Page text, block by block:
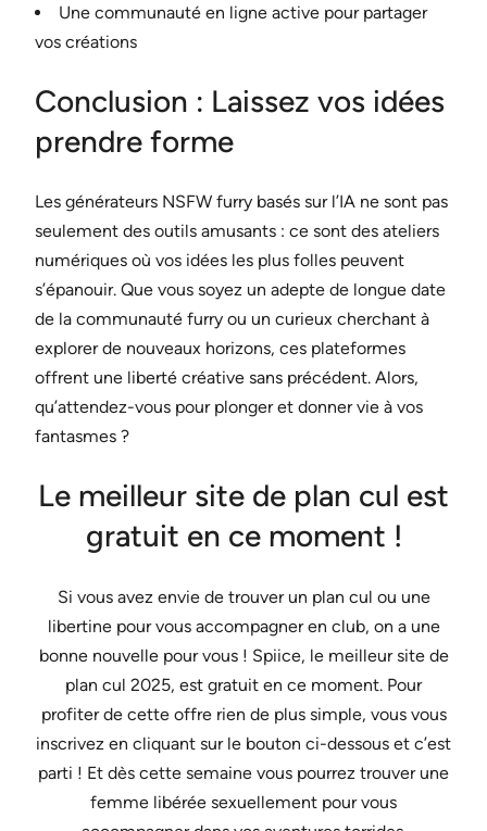
Une communauté en ligne active pour partager
vos créations
Conclusion : Laissez vos idées
prendre forme
Les générateurs NSFW furry basés sur l’IA ne sont pas
seulement des outils amusants : ce sont des ateliers
numériques où vos idées les plus folles peuvent
s’épanouir. Que vous soyez un adepte de longue date
de la communauté furry ou un curieux cherchant à
explorer de nouveaux horizons, ces plateformes
offrent une liberté créative sans précédent. Alors,
qu’attendez-vous pour plonger et donner vie à vos
fantasmes ?
Le meilleur site de plan cul est
gratuit en ce moment !
Si vous avez envie de trouver un plan cul ou une
libertine pour vous accompagner en club, on a une
bonne nouvelle pour vous ! Spiice, le meilleur site de
plan cul 2025, est gratuit en ce moment. Pour
profiter de cette offre rien de plus simple, vous vous
inscrivez en cliquant sur le bouton ci-dessous et c’est
parti ! Et dès cette semaine vous pourrez trouver une
femme libérée sexuellement pour vous